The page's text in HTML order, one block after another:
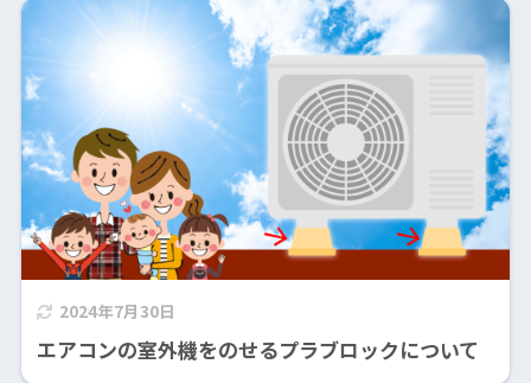
2024年7月30日
エアコンの室外機をのせるプラブロックについて